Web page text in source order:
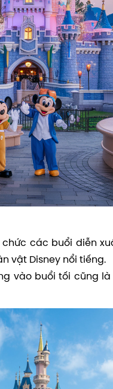
các buổi diễn
vật Disney nổi tiếng.
vào buổi tối cũng